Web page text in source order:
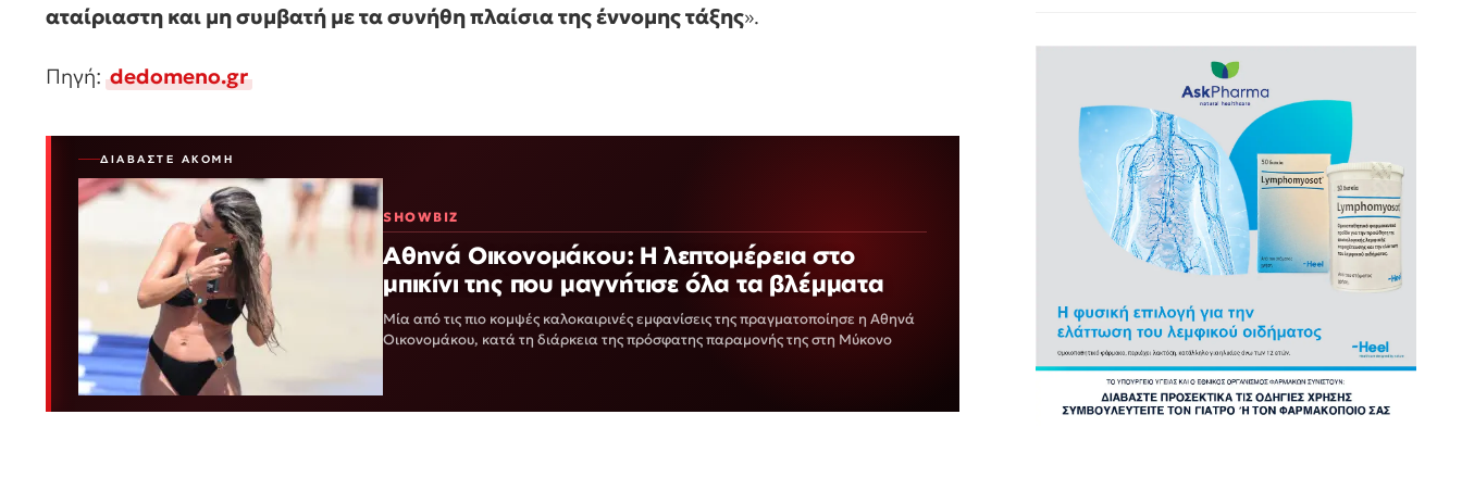
αταίριαστη και μη συμβατή με τα συνήθη πλαίσια της έννομης τάξης».
Πηγή:dedomeno.gr
ΔΙΑΒΆΣΤΕ ΑΚΌΜΗ
SHOWBIZ
Αθηνά Οικονομάκου: Η λεπτομέρεια στο
μπικίνι της που μαγνήτισε όλα τα βλέμματα
Μία από τις πιο κομψές καλοκαιρινές εμφανίσεις της πραγματοποίησε η Αθηνά
Οικονομάκου, κατά τη διάρκεια της πρόσφατης παραμονής της στη Μύκονο